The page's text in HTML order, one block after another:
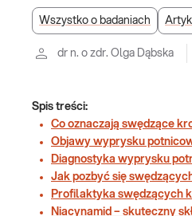
Wszystko o badaniach
dr n. o zdr. Olga Dąbska
Spis treści:
Co oznaczają swędzące
Objawy wyprysku
Diagnostyka wyprysku
Jak pozbyć się
Profilaktyka swędzących
Niacynamid – skuteczny